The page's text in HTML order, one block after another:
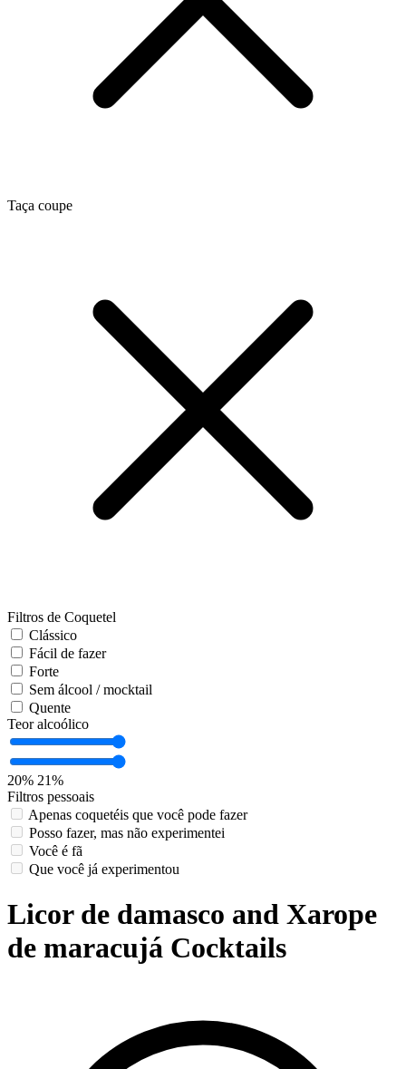
Taça coupe
Filtros de Coquetel
Clássico
Fácil de fazer
Forte
Sem álcool / mocktail
Quente
Teor alcoólico
20% 21%
Filtros pessoais
Apenas coquetéis que você pode fazer
Posso fazer, mas não experimentei
Você é fã
Que você já experimentou
Licor de damasco and Xarope
de maracujá Cocktails